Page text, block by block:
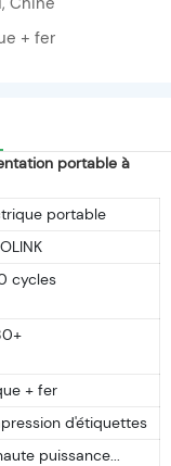
+ fer
portable à
portable
cycles
+ fer
d'étiquettes
puissance...